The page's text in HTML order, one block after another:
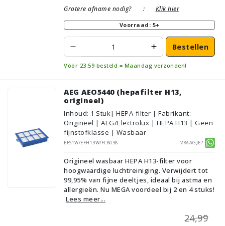
Grotere afname nodig?
: Klik hier
Voorraad: 5+
Bestellen
Vóór 23:59 besteld = Maandag verzonden!
AEG AEO5440 (hepafilter H13,
origineel)
Inhoud: 1 Stuk| HEPA-filter | Fabrikant:
Origineel | AEG/Electrolux | HEPA H13 | Geen
fijnstofklasse | Wasbaar
EFS1W/EFH13W/FC8038
Vraagje?
Origineel wasbaar HEPA H13-filter voor
hoogwaardige luchtreiniging. Verwijdert tot
99,95% van fijne deeltjes, ideaal bij astma en
allergieën. Nu MEGA voordeel bij 2 en 4 stuks!
Lees meer...
24,99